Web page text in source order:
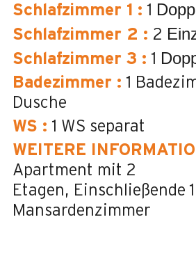
Schlafzimmer 1 : 1
Schlafzimmer 2 : 2
Schlafzimmer 3 : 1
Badezimmer : 1
Dusche
WS : 1 WS separat
WEITERE
Apartment mit 2
Etagen
Einschließende 1 oder mehrere
Mansardenzimmer